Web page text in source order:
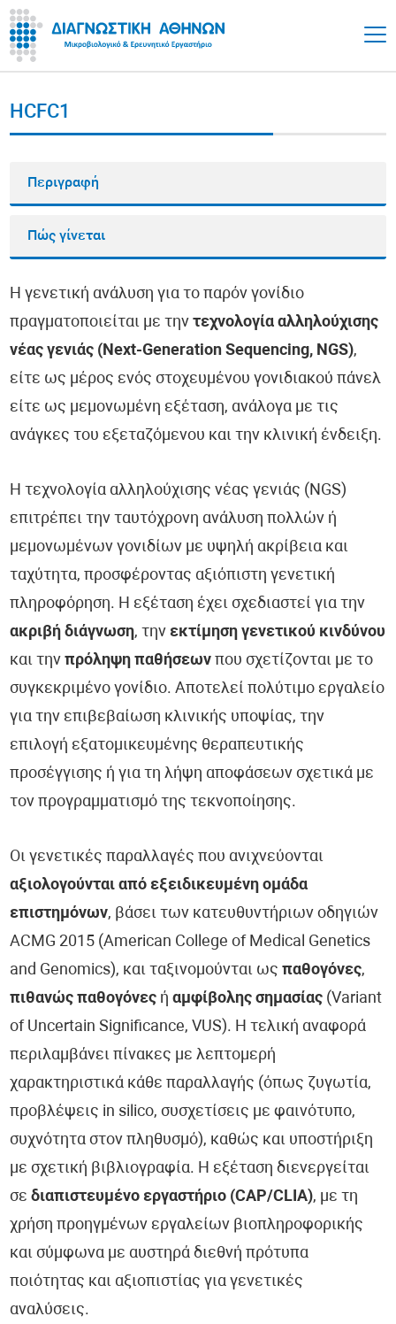
HCFC1
Περιγραφή
Πώς γίνεται
Η γενετική ανάλυση για το παρόν γονίδιο
πραγματοποιείται με τηντεχνολογία αλληλούχισης
νέας γενιάς (Next-Generation Sequencing, NGS),
είτε ως μέρος ενός στοχευμένου γονιδιακού πάνελ
είτε ως μεμονωμένη εξέταση, ανάλογα με τις
ανάγκες του εξεταζόμενου και την κλινική ένδειξη.
Η τεχνολογία αλληλούχισης νέας γενιάς (NGS)
επιτρέπει την ταυτόχρονη ανάλυση πολλών ή
μεμονωμένων γονιδίων με υψηλή ακρίβεια και
ταχύτητα, προσφέροντας αξιόπιστη γενετική
πληροφόρηση. Η εξέταση έχει σχεδιαστεί για την
ακριβή διάγνωση, τηνεκτίμηση γενετικού κινδύνου
και τηνπρόληψη παθήσεων που σχετίζονται με το
συγκεκριμένο γονίδιο. Αποτελεί πολύτιμο εργαλείο
για την επιβεβαίωση κλινικής υποψίας, την
επιλογή εξατομικευμένης θεραπευτικής
προσέγγισης ή για τη λήψη αποφάσεων σχετικά με
τον προγραμματισμό της τεκνοποίησης.
Οι γενετικές παραλλαγές που ανιχνεύονται
αξιολογούνται από εξειδικευμένη ομάδα
επιστημόνων, βάσει των κατευθυντήριων οδηγιών
ACMG 2015 (American College of Medical Genetics
and Genomics), και ταξινομούνται ωςπαθογόνες,
πιθανώς παθογόνες ήαμφίβολης σημασίας (Variant
of Uncertain Significance, VUS). Η τελική αναφορά
περιλαμβάνει πίνακες με λεπτομερή
χαρακτηριστικά κάθε παραλλαγής (όπως ζυγωτία,
προβλέψεις in silico, συσχετίσεις με φαινότυπο,
συχνότητα στον πληθυσμό), καθώς και υποστήριξη
με σχετική βιβλιογραφία. Η εξέταση διενεργείται
σεδιαπιστευμένο εργαστήριο (CAP/CLIA), με τη
χρήση προηγμένων εργαλείων βιοπληροφορικής
και σύμφωνα με αυστηρά διεθνή πρότυπα
ποιότητας και αξιοπιστίας για γενετικές
αναλύσεις.